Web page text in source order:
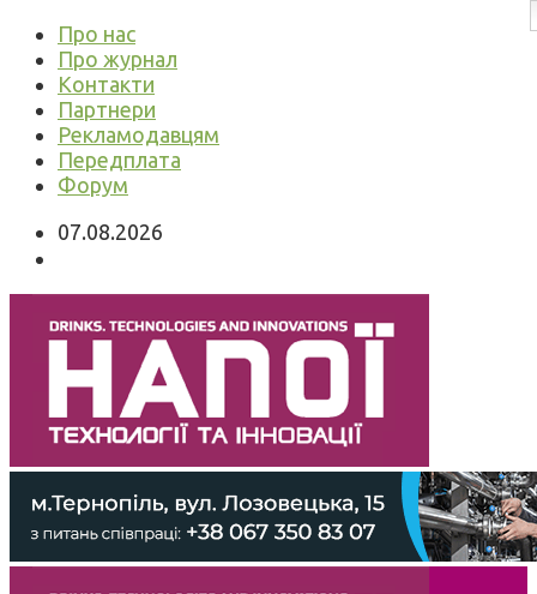
Про нас
Про журнал
Контакти
Партнери
Рекламодавцям
Передплата
Форум
07.08.2026